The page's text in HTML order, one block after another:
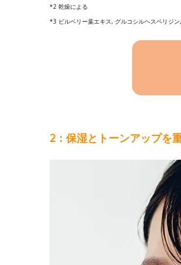
*2 乾燥による
*3 ビルベリー葉エキス, グルコシルヘスペリジ
2：保湿とトーンアップを